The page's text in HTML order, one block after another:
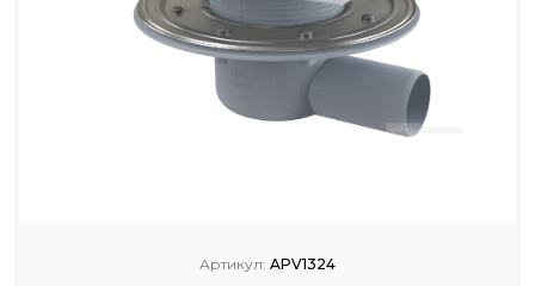
Артикул: APV1324